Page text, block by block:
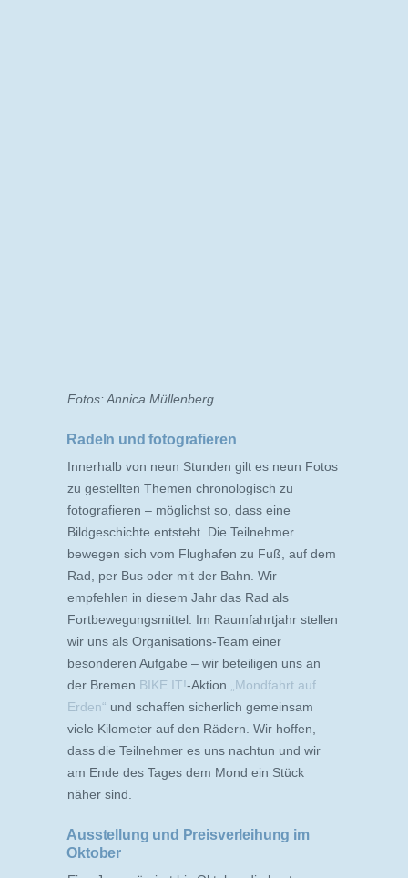
Fotos: Annica Müllenberg
Radeln und fotografieren
Innerhalb von neun Stunden gilt es neun Fotos
zu gestellten Themen chronologisch zu
fotografieren – möglichst so, dass eine
Bildgeschichte entsteht. Die Teilnehmer
bewegen sich vom Flughafen zu Fuß, auf dem
Rad, per Bus oder mit der Bahn. Wir
empfehlen in diesem Jahr das Rad als
Fortbewegungsmittel. Im Raumfahrtjahr stellen
wir uns als Organisations-Team einer
besonderen Aufgabe – wir beteiligen uns an
der Bremen BIKE IT!-Aktion
„Mondfahrt auf
Erden“ und schaffen sicherlich gemeinsam
viele Kilometer auf den Rädern. Wir hoffen,
dass die Teilnehmer es uns nachtun und wir
am Ende des Tages dem Mond ein Stück
näher sind.
Ausstellung und Preisverleihung im
Oktober